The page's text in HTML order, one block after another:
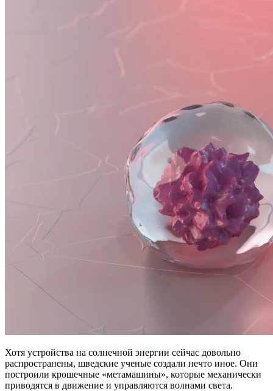
Хотя устройства на солнечной энергии сейчас довольно
распространены, шведские ученые создали нечто иное. Они
построили крошечные «метамашины», которые механически
приводятся в движение и управляются волнами света.